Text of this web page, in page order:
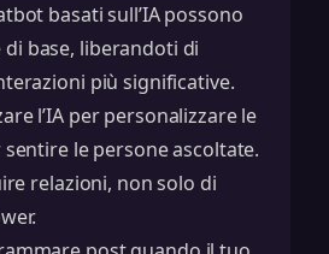
basati sull’IApossono
base, liberandoti di
più significative.
l’IA per personalizzare le
le persone ascoltate.
relazioni, non solo di